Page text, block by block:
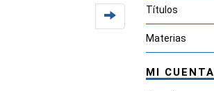
Títulos
Materias
MI CUENTA